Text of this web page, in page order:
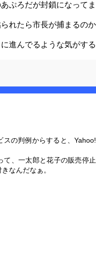
ぷろだが封鎖になってま
れたら市長が捕まるのか
進んでるような気がする
スの判例からすると、Yahoo!
て、一太郎と花子の販売停止
なんだなぁ。